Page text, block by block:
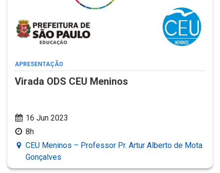
APRESENTAÇÃO
Virada ODS CEU Meninos
16 Jun 2023
8h
CEU Meninos – Professor Pr. Artur Alberto de Mota
Gonçalves